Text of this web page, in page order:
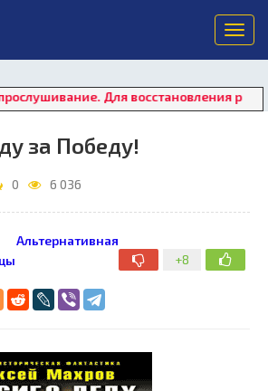
Для восстановления работы
за Победу!
0 6 036
+8
Альтернативная